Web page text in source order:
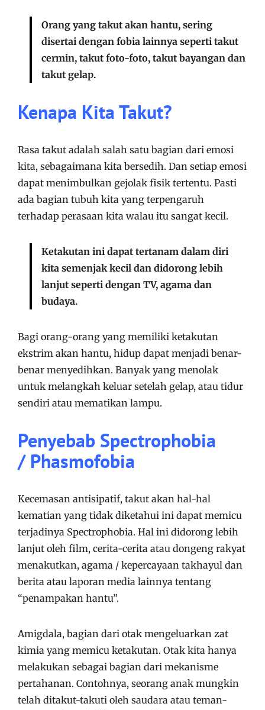
Orang yang takut akan hantu, sering
disertai dengan fobia lainnya seperti takut
cermin, takut foto-foto, takut bayangan dan
takut gelap.
Kenapa Kita Takut?
Rasa takut adalah salah satu bagian dari emosi
kita, sebagaimana kita bersedih. Dan setiap emosi
dapat menimbulkan gejolak fisik tertentu. Pasti
ada bagian tubuh kita yang terpengaruh
terhadap perasaan kita walau itu sangat kecil.
Ketakutan ini dapat tertanam dalam diri
kita semenjak kecil dan didorong lebih
lanjut seperti dengan TV, agama dan
budaya.
Bagi orang-orang yang memiliki ketakutan
ekstrim akan hantu, hidup dapat menjadi benar-
benar menyedihkan. Banyak yang menolak
untuk melangkah keluar setelah gelap, atau tidur
sendiri atau mematikan lampu.
Penyebab Spectrophobia
/ Phasmofobia
Kecemasan antisipatif, takut akan hal-hal
kematian yang tidak diketahui ini dapat memicu
terjadinya Spectrophobia. Hal ini didorong lebih
lanjut oleh film, cerita-cerita atau dongeng rakyat
menakutkan, agama / kepercayaan takhayul dan
berita atau laporan media lainnya tentang
“penampakan hantu”.
Amigdala, bagian dari otak mengeluarkan zat
kimia yang memicu ketakutan. Otak kita hanya
melakukan sebagai bagian dari mekanisme
pertahanan. Contohnya, seorang anak mungkin
telah ditakut-takuti oleh saudara atau teman-